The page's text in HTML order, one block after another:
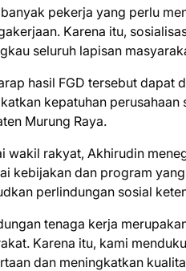
banyak pekerja yang perlu
Karena itu,
seluruh lapisan
hasil FGD tersebut
kepatuhan
Murung Raya.
wakil rakyat, Akhirudin
kebijakan dan program
perlindungan sosial
tenaga kerja
Karena itu, kami
dan meningkatkan